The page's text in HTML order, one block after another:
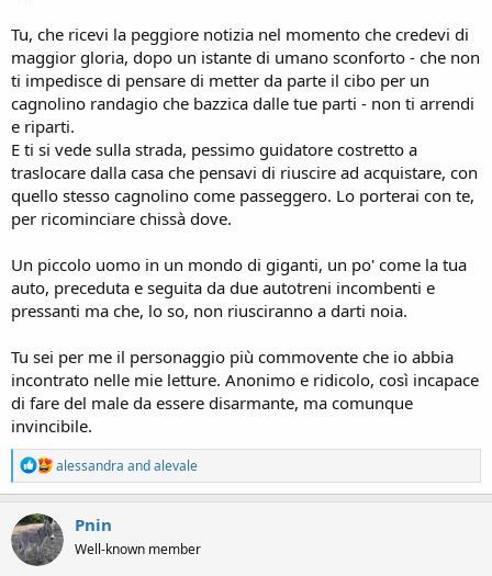
Tu, che ricevi la peggiore notizia nel momento che credevi di
maggior gloria, dopo un istante di umano sconforto - che non
ti impedisce di pensare di metter da parte il cibo per un
cagnolino randagio che bazzica dalle tue parti - non ti arrendi
e riparti.
E ti si vede sulla strada, pessimo guidatore costretto a
traslocare dalla casa che pensavi di riuscire ad acquistare, con
quello stesso cagnolino come passeggero. Lo porterai con te,
per ricominciare chissà dove.
Un piccolo uomo in un mondo di giganti, un po' come la tua
auto, preceduta e seguita da due autotreni incombenti e
pressanti ma che, lo so, non riusciranno a darti noia.
Tu sei per me il personaggio più commovente che io abbia
incontrato nelle mie letture. Anonimo e ridicolo, così incapace
di fare del male da essere disarmante, ma comunque
invincibile.
R
e
a
c
t
i
alessandra andalevale
Pnin
Well-known member